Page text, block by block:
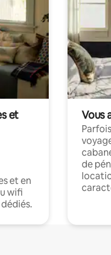
et
et en
wifi
Vous
de